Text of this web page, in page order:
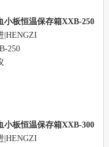
小板恒温保存箱XXB-250
|HENGZI
250
小板恒温保存箱XXB-300
|HENGZI